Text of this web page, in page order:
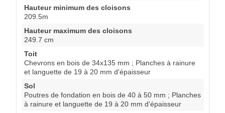
Hauteur minimum des cloisons
209.5m
Hauteur maximum des cloisons
249.7 cm
Toit
Chevrons en bois de 34x135 mm ; Planches à rainure
et languette de 19 à 20 mm d'épaisseur
Sol
Poutres de fondation en bois de 40 à 50 mm ; Planches
à rainure et languette de 19 à 20 mm d'épaisseur